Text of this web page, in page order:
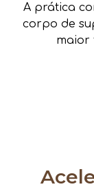
A prática
corpo de
maior